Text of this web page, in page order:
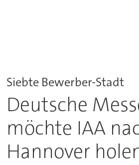
Siebte Bewerber-Stadt
Deutsche
möchte IAA
Hannover